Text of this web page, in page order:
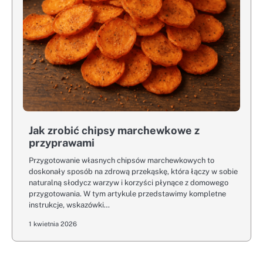
Jak zrobić chipsy marchewkowe z
przyprawami
Przygotowanie własnych chipsów marchewkowych to
doskonały sposób na zdrową przekąskę, która łączy w sobie
naturalną słodycz warzyw i korzyści płynące z domowego
przygotowania. W tym artykule przedstawimy kompletne
instrukcje, wskazówki…
1 kwietnia 2026